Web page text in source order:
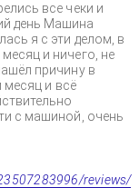
все чеки и
день Машина
я с эти делом, в
и ничего, не
причину в
месяц и всё
с машиной, очень
reviews/